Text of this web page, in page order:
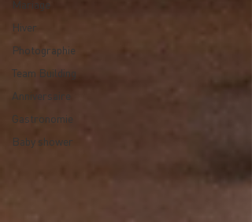
Mariage
Hiver
Photographie
Team Building
Anniversaire
Gastronomie
Baby shower